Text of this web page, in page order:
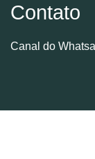
Contato
Canal do